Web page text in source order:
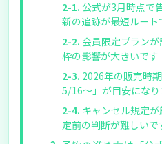
公式が3月時点で
新の追跡が最短ルート
会員限定プラン
枠の影響が大きいです
2026年の販売時
5/16〜」が目安になり
キャンセル規定
定前の判断が難しいで